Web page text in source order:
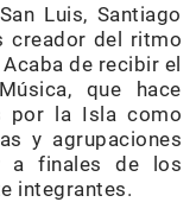
Luis, Santiago
creador del ritmo
de recibir el
que hace
por la Isla como
y agrupaciones
a finales de los
integrantes.